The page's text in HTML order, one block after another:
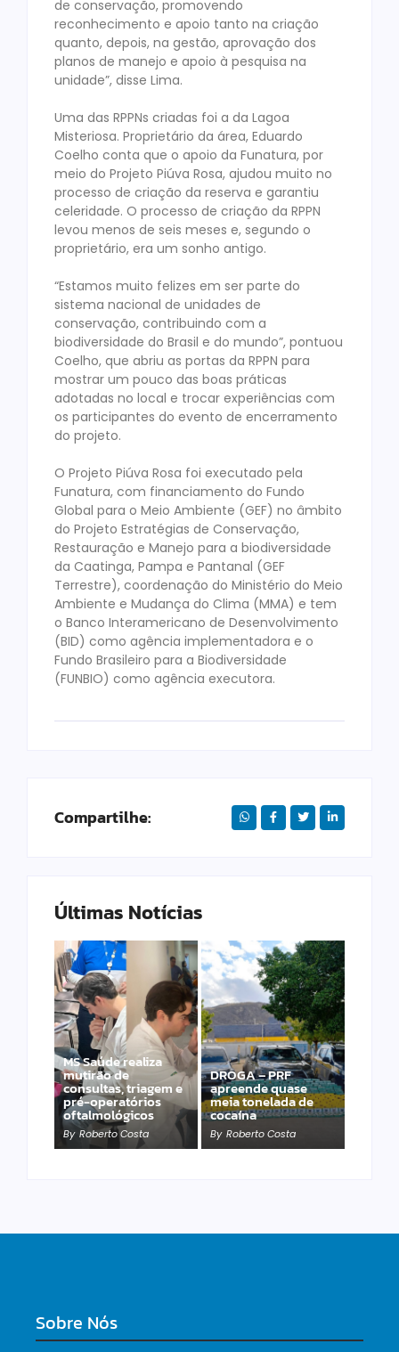
de conservação, promovendo
reconhecimento e apoio tanto na criação
quanto, depois, na gestão, aprovação dos
planos de manejo e apoio à pesquisa na
unidade”, disse Lima.
Uma das RPPNs criadas foi a da Lagoa
Misteriosa. Proprietário da área, Eduardo
Coelho conta que o apoio da Funatura, por
meio do Projeto Piúva Rosa, ajudou muito no
processo de criação da reserva e garantiu
celeridade. O processo de criação da RPPN
levou menos de seis meses e, segundo o
proprietário, era um sonho antigo.
“Estamos muito felizes em ser parte do
sistema nacional de unidades de
conservação, contribuindo com a
biodiversidade do Brasil e do mundo”, pontuou
Coelho, que abriu as portas da RPPN para
mostrar um pouco das boas práticas
adotadas no local e trocar experiências com
os participantes do evento de encerramento
do projeto.
‌O Projeto Piúva Rosa foi executado pela
Funatura, com financiamento do Fundo
Global para o Meio Ambiente (GEF) no âmbito
do Projeto Estratégias de Conservação,
Restauração e Manejo para a biodiversidade
da Caatinga, Pampa e Pantanal (GEF
Terrestre), coordenação do Ministério do Meio
Ambiente e Mudança do Clima (MMA) e tem
o Banco Interamericano de Desenvolvimento
(BID) como agência implementadora e o
Fundo Brasileiro para a Biodiversidade
(FUNBIO) como agência executora.
Compartilhe:
Últimas Notícias
MS Saúde realiza
mutirão de
consultas, triagem e
pré-operatórios
oftalmológicos
By Roberto Costa
DROGA – PRF
apreende quase
meia tonelada de
cocaína
By Roberto Costa
PRF apreende 20
pistolas e 40
carregadores na BR-
060
By Roberto Costa
Sobre Nós